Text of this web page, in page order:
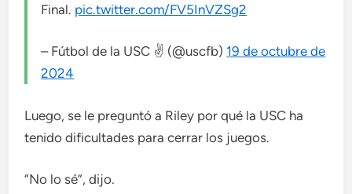
Final. pic.twitter.com/FV5InVZSg2
– Fútbol de la USC ✌️ (@uscfb) 19 de octubre de
2024
Luego, se le preguntó a Riley por qué la USC ha
tenido dificultades para cerrar los juegos.
“No lo sé”, dijo.